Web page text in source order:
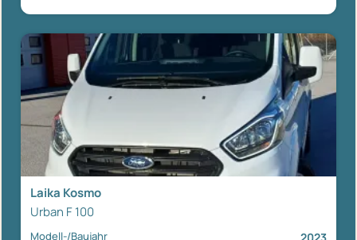
Laika Kosmo
Urban F 100
Modell-/Baujahr